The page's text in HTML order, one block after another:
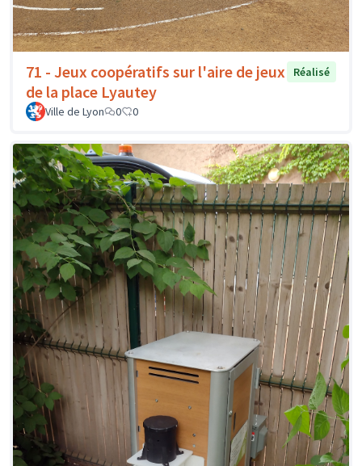
71 - Jeux coopératifs sur l'aire de jeux
de la place Lyautey
Réalisé
Ville de Lyon 0 0